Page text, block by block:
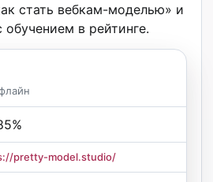
стать вебкам-моделью» и
обучением в рейтинге.
pretty-model.studio/